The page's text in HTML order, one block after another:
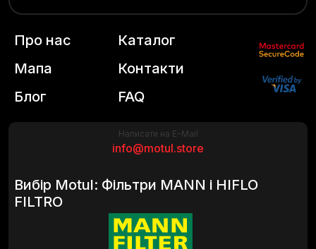
Написати на E-Mail
info@motul.store
Вибір Motul: Фільтри MANN і HIFLO
FILTRO
Про нас
Мапа
Блог
Каталог
Контакти
FAQ